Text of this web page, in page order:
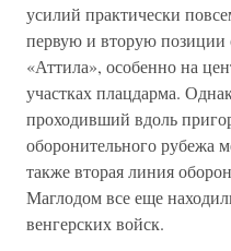
усилий практически
первую и вторую позиции
«Аттила», особенно на
участках плацдарма.
проходивший вдоль
оборонительного рубежа
также вторая линия
Маглодом все еще
венгерских войск.